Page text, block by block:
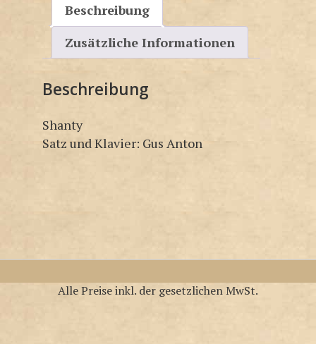
Beschreibung
Zusätzliche Informationen
Beschreibung
Shanty
Satz und Klavier: Gus Anton
Alle Preise inkl. der gesetzlichen MwSt.